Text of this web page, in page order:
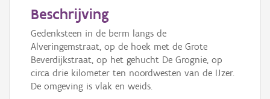
Beschrijving
Gedenksteen in de berm langs de
Alveringemstraat, op de hoek met de Grote
Beverdijkstraat, op het gehucht De Grognie, op
circa drie kilometer ten noordwesten van de IJzer.
De omgeving is vlak en weids.